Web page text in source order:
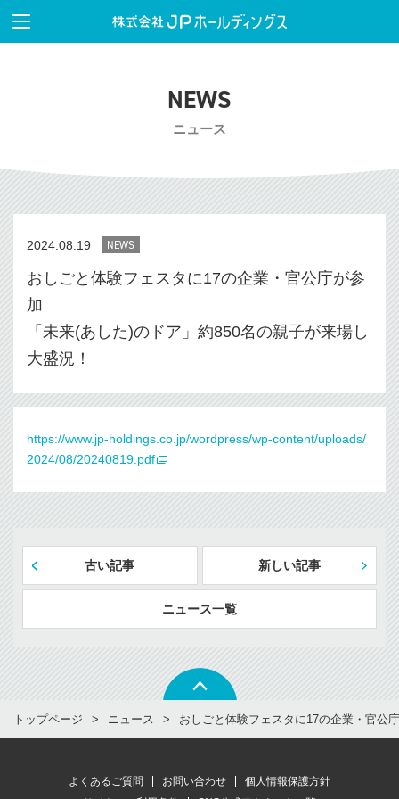
NEWS
ニュース
2024.08.19 NEWS
おしごと体験フェスタに17の企業・官公庁が参
加
「未来(あした)のドア」約850名の親子が来場し
大盛況！
https://www.jp-holdings.co.jp/wordpress/wp-content/uploads/
2024/08/20240819.pdf
古い記事 新しい記事
ニュース一覧
トップページ ニュース おしごと体験フェスタに17の企業・官公
よくあるご質問 お問い合わせ
個人情報保護方針